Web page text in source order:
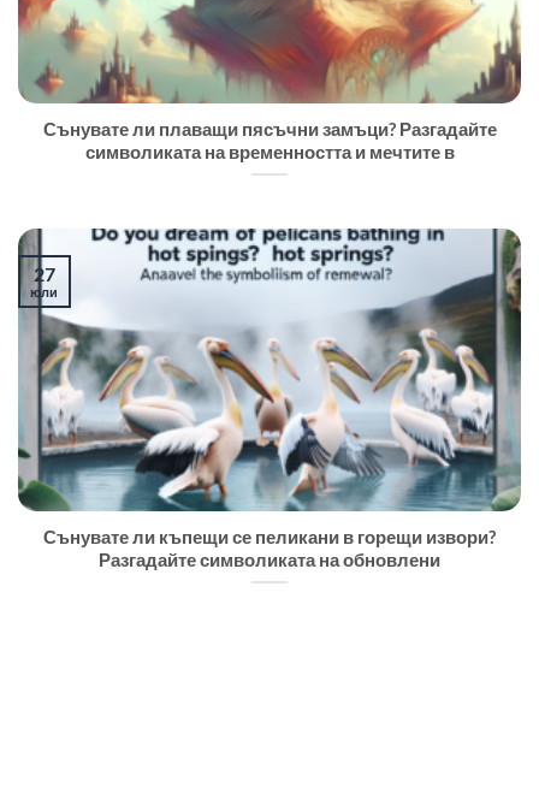
Сънувате ли плаващи пясъчни замъци? Разгадайте
символиката на временността и мечтите в
Сънувате ли къпещи се пеликани в горещи извори?
Разгадайте символиката на обновлени
27
юли